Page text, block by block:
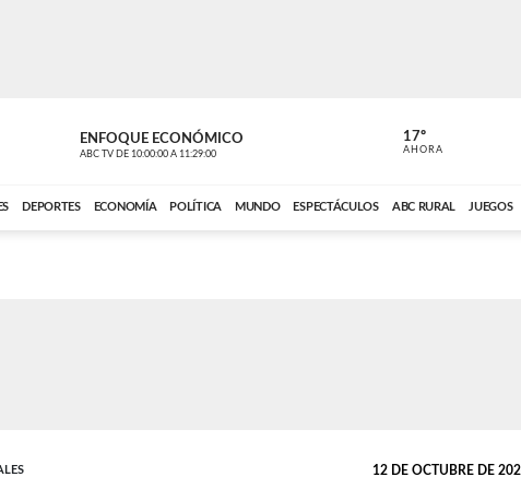
ENFOQUE ECONÓMICO
ABC TV DE 10:00:00 A 11:29:00 ABC CARDINAL
17º
AHORA
DEPORTES ECONOMÍA POLÍTICA MUNDO ESPECTÁCULOS ABC RURAL JUEGOS
12 DE OCTUBRE DE